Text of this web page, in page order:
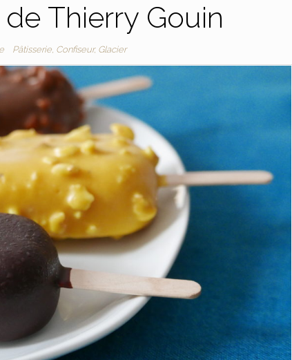
Thierry Gouin
Pâtisserie, Confiseur, Glacier